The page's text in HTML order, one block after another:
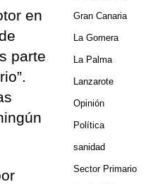
en
parte
Gran Canaria
La Gomera
La Palma
Lanzarote
Opinión
Política
sanidad
Sector Primario